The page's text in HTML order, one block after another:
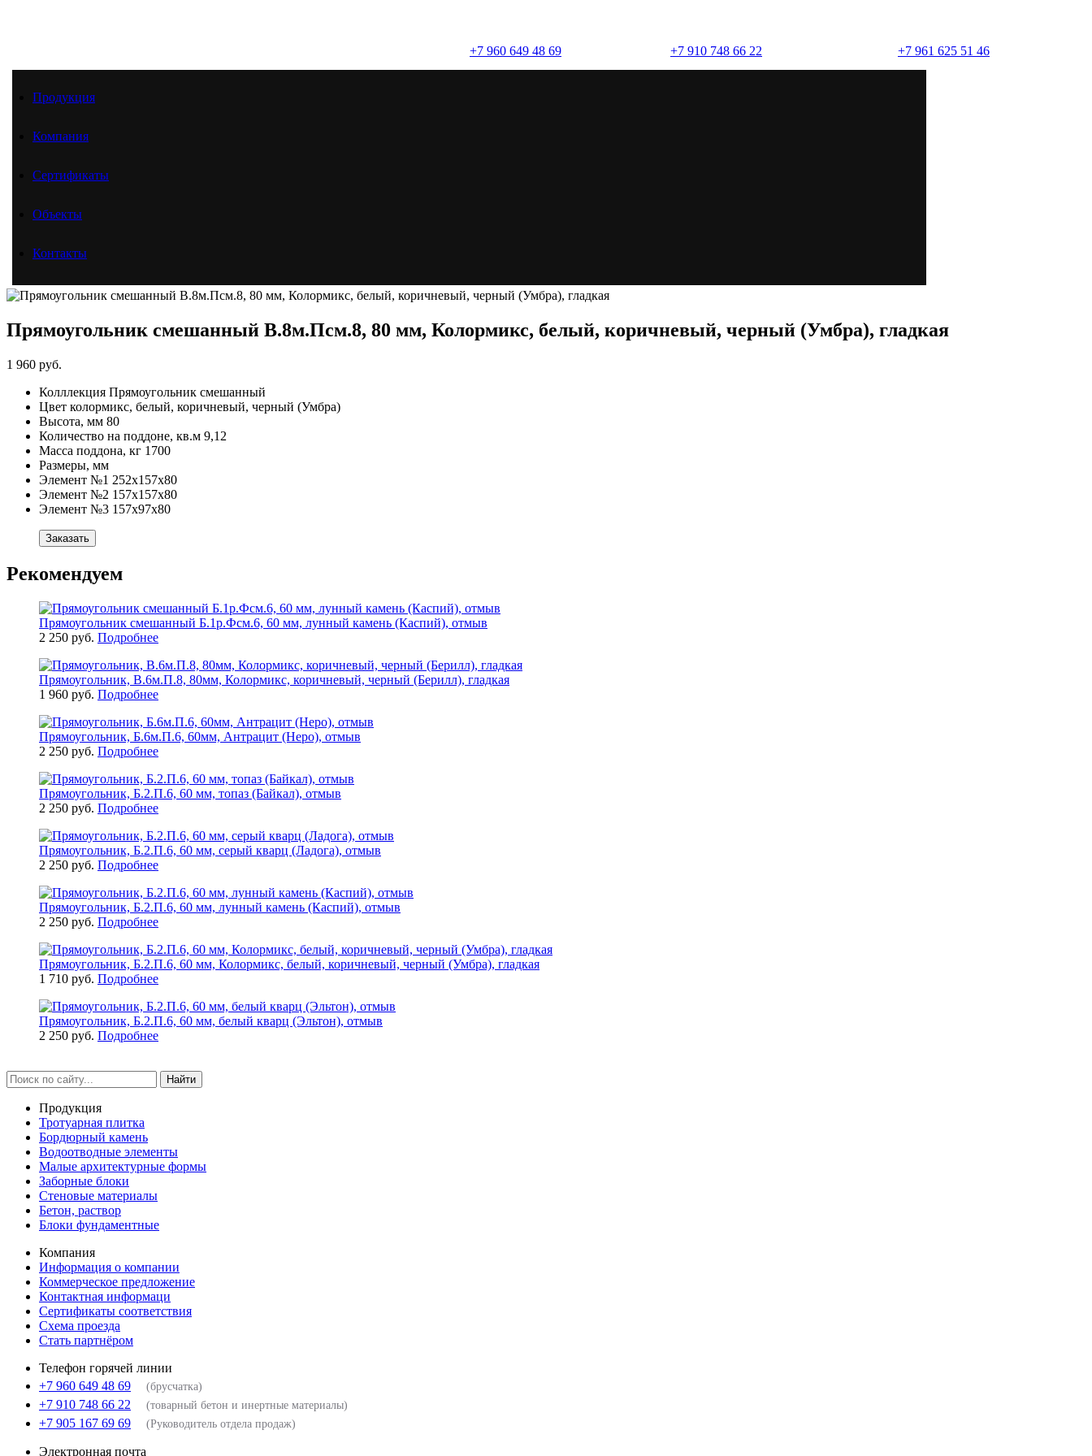
+7 960 649 48 69 +7 910 748 66 22 +7 961 625 51 46
Продукция
Сертификаты
Продукция
Компания
Сертификаты
Объекты
Контакты
Продукция
Тротуарная плитка
Гладкая поверхность
Прямоугольник смешанный В.8м.Псм.8, 80 мм, Колормикс, белый, коричневый, черный (Умбра), гладкая
1 960 руб.
Колллекция Прямоугольник смешанный
Цвет колормикс, белый, коричневый, черный (Умбра)
Высота, мм 80
Количество на поддоне, кв.м 9,12
Масса поддона, кг 1700
Размеры, мм
Элемент №1 252х157х80
Элемент №2 157х157х80
Элемент №3 157х97х80
Заказать
Рекомендуем
Прямоугольник смешанный Б.1р.Фсм.6, 60 мм, лунный камень (Каспий), отмыв
2 250 руб. Подробнее
Прямоугольник, В.6м.П.8, 80мм, Колормикс, коричневый, черный (Берилл), гладкая
1 960 руб. Подробнее
Прямоугольник, Б.6м.П.6, 60мм, Антрацит (Неро), отмыв
2 250 руб. Подробнее
Прямоугольник, Б.2.П.6, 60 мм, топаз (Байкал), отмыв
2 250 руб. Подробнее
Прямоугольник, Б.2.П.6, 60 мм, серый кварц (Ладога), отмыв
2 250 руб. Подробнее
Прямоугольник, Б.2.П.6, 60 мм, лунный камень (Каспий), отмыв
2 250 руб. Подробнее
Прямоугольник, Б.2.П.6, 60 мм, Колормикс, белый, коричневый, черный (Умбра), гладкая
1 710 руб. Подробнее
Прямоугольник, Б.2.П.6, 60 мм, белый кварц (Эльтон), отмыв
2 250 руб. Подробнее
Найти
Продукция
Тротуарная плитка
Бордюрный камень
Водоотводные элементы
Малые архитектурные формы
Заборные блоки
Стеновые материалы
Бетон, раствор
Блоки фундаментные
Компания
Информация о компании
Коммерческое предложение
Контактная информаци
Сертификаты соответствия
Схема проезда
Стать партнёром
Телефон горячей линии
+7 960 649 48 69
(брусчатка)
+7 910 748 66 22 (товарный бетон и инертные материалы)
+7 905 167 69 69 (Руководитель отдела продаж)
Электронная почта